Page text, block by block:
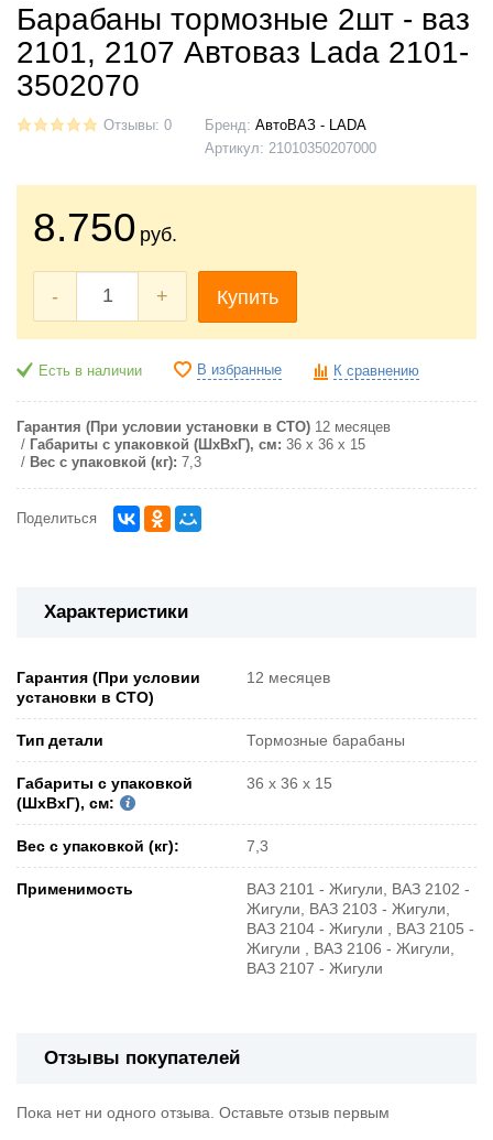
Барабаны тормозные 2шт - ваз
2101, 2107 Автоваз Lada 2101-
3502070
Отзывы: 0 Бренд: АвтоВАЗ - LADA
Артикул: 21010350207000
8.750 руб.
- + Купить
Есть в наличии В избранные К сравнению
Гарантия (При условии установки в СТО) 12 месяцев
Габариты с упаковкой (ШxВxГ), см: 36 х 36 х 15
Вес с упаковкой (кг): 7,3
Поделиться
Характеристики
Гарантия (При условии
установки в СТО)
12 месяцев
Тип детали Тормозные барабаны
Габариты с упаковкой
(ШxВxГ), см:
36 х 36 х 15
Вес с упаковкой (кг): 7,3
Применимость
ВАЗ 2101 - Жигули, ВАЗ 2102 -
Жигули, ВАЗ 2103 - Жигули,
ВАЗ 2104 - Жигули , ВАЗ 2105 -
Жигули , ВАЗ 2106 - Жигули,
ВАЗ 2107 - Жигули
Отзывы покупателей
Пока нет ни одного отзыва. Оставьте отзыв первым